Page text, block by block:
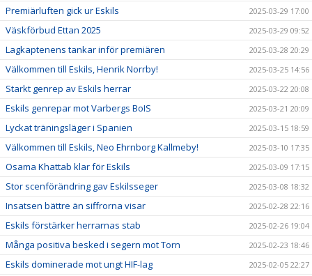
Premiärluften gick ur Eskils 2025-03-29 17:00
Väskförbud Ettan 2025 2025-03-29 09:52
Lagkaptenens tankar inför premiären 2025-03-28 20:29
Välkommen till Eskils, Henrik Norrby! 2025-03-25 14:56
Starkt genrep av Eskils herrar 2025-03-22 20:08
Eskils genrepar mot Varbergs BoIS 2025-03-21 20:09
Lyckat träningsläger i Spanien 2025-03-15 18:59
Välkommen till Eskils, Neo Ehrnborg Kallmeby! 2025-03-10 17:35
Osama Khattab klar för Eskils 2025-03-09 17:15
Stor scenförändring gav Eskilsseger 2025-03-08 18:32
Insatsen bättre än siffrorna visar 2025-02-28 22:16
Eskils förstärker herrarnas stab 2025-02-26 19:04
Många positiva besked i segern mot Torn 2025-02-23 18:46
Eskils dominerade mot ungt HIF-lag 2025-02-05 22:27